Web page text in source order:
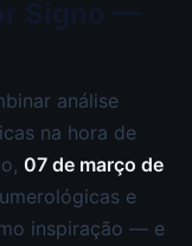
análise
na hora de
07 de março de
e
inspiração — e